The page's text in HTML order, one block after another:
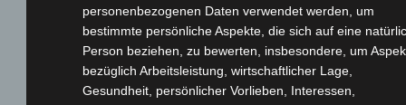
Elektro-Fahrräder
Elektro-Kabinenroller
Elektro-Klappräder
Elektro-Lastendreiräder
personenbezogenen Daten verwendet werden, um
bestimmte persönliche Aspekte, die sich auf eine
Person beziehen, zu bewerten, insbesondere, um
bezüglich Arbeitsleistung, wirtschaftlicher Lage,
Gesundheit, persönlicher Vorlieben, Interessen,